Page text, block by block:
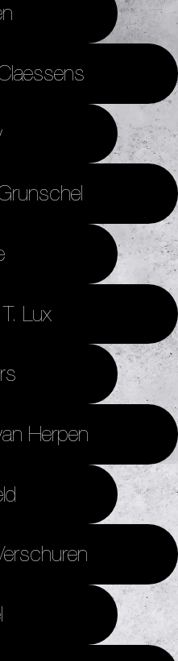
T. Lux
Herpen